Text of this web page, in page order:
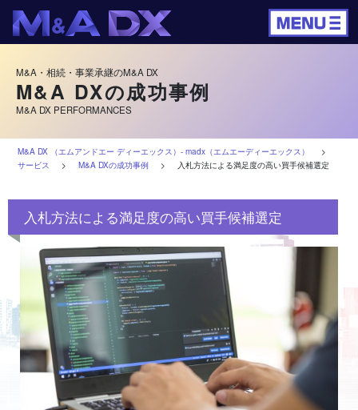
M&A・相続・事業承継のM&A DX
M&A DXの成功事例
M&A DX PERFORMANCES
M&A DX （エムアンドエー ディーエックス）‐ madx（エムエーディーエックス）
>
サービス > M&A DXの成功事例 > 入札方法による満足度の高い買手候補選定
入札方法による満足度の高い買手候補選定